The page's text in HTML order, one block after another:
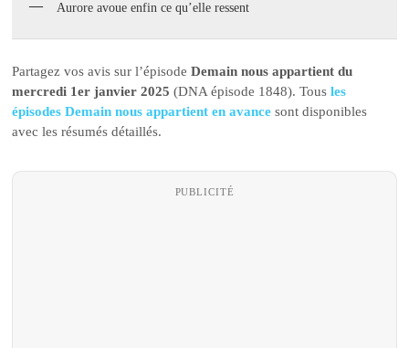
Aurore avoue enfin ce qu’elle ressent
Partagez vos avis sur l’épisodeDemain nous appartient du
mercredi 1er janvier 2025 (DNA épisode 1848). Tousles
épisodes Demain nous appartient en avance sont disponibles
avec les résumés détaillés.
PUBLICITÉ